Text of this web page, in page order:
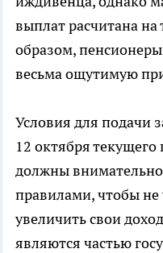
выплат расчитана на
образом,
весьма ощутимую
Условия для подачи
12 октября
должны
правилами, чтобы не
увеличить свои
являются частью